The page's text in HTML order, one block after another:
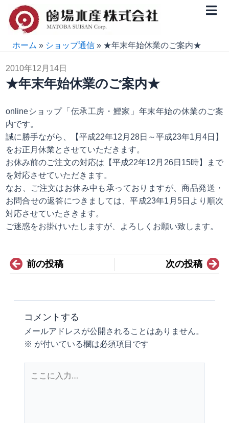
ッ
プ
ホーム » ショップ通信 » ★年末年始休業のご案内★
2010年12月14日
★年末年始休業のご案内★
onlineショップ「伝承工房・鰹家」年末年始の休業のご案
内です。
誠に勝手ながら、【平成22年12月28日～平成23年1月4日】
をお正月休業とさせていただきます。
お休み前のご注文の対応は【平成22年12月26日15時】まで
を対応させていただきます。
なお、ご注文はお休み中も承っておりますが、商品発送・
お問合せの返答につきましては、平成23年1月5日より順次
対応させていたさきます。
ご迷惑をお掛けいたしますが、よろしくお願い致します。
Prev
前の投稿 次の投稿
コメントする
メールアドレスが公開されることはありません。
※ が付いている欄は必須項目です